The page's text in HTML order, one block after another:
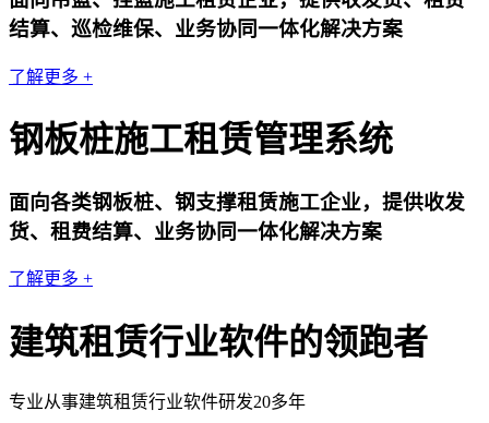
结算、巡检维保、业务协同一体化解决方案
了解更多 +
钢板桩施工租赁管理系统
面向各类钢板桩、钢支撑租赁施工企业，提供收发
货、租费结算、业务协同一体化解决方案
了解更多 +
建筑租赁行业软件的领跑者
专业从事建筑租赁行业软件研发20多年